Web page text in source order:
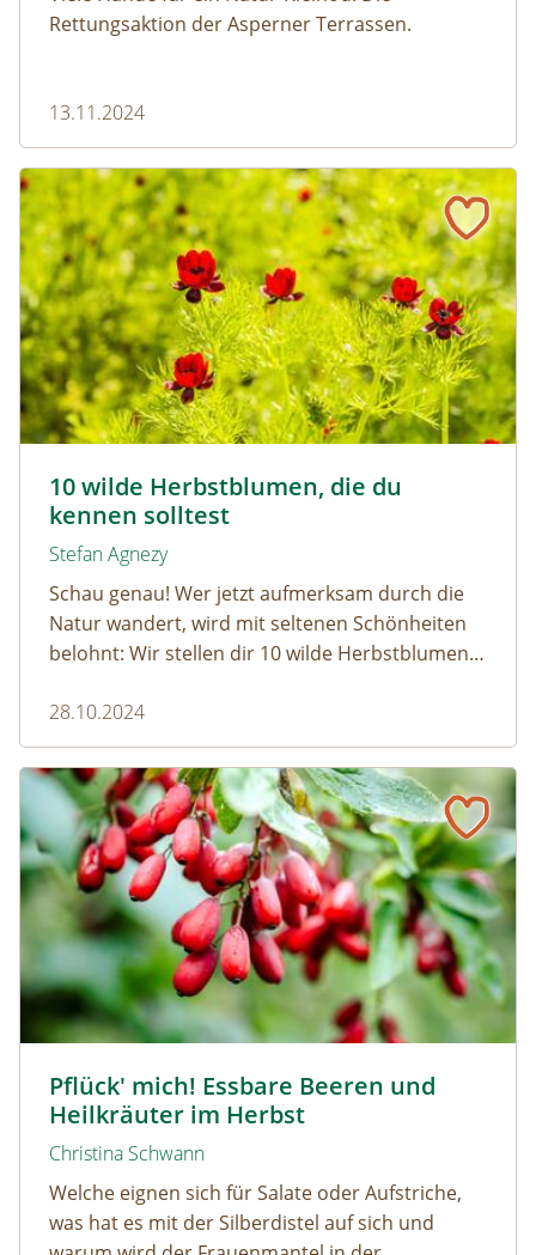
Rettungsaktion der Asperner Terrassen.
13.11.2024
10 wilde Herbstblumen, die du
kennen solltest
Stefan Agnezy
Schau genau! Wer jetzt aufmerksam durch die
Natur wandert, wird mit seltenen Schönheiten
belohnt: Wir stellen dir 10 wilde Herbstblumen
28.10.2024
10 wilde Herbstblumen, die du kennen solltest
Pflück' mich! Essbare Beeren und
Heilkräuter im Herbst
Christina Schwann
Welche eignen sich für Salate oder Aufstriche,
was hat es mit der Silberdistel auf sich und
Pflück' mich! Essbare Beeren und Heilkräuter im Herbst